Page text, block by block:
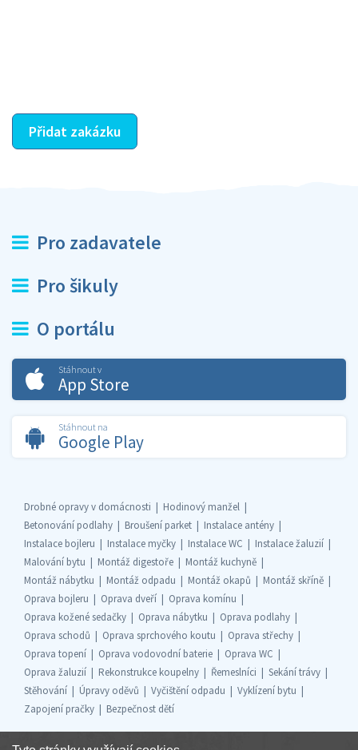
Přidat zakázku
Pro zadavatele
Pro šikuly
O portálu
Stáhnout v
App Store
Stáhnout na
Google Play
Drobné opravy v domácnosti
Hodinový manžel
Betonování podlahy
Broušení parket
Instalace antény
Instalace bojleru
Instalace myčky Instalace WC
Instalace žaluzií
Malování bytu
Montáž digestoře
Montáž kuchyně
Montáž nábytku
Montáž odpadu Montáž okapů
Montáž skříně
Oprava bojleru
Oprava dveří
Oprava komínu
Oprava kožené sedačky
Oprava nábytku
Oprava podlahy
Oprava schodů
Oprava sprchového koutu
Oprava střechy
Oprava topení
Oprava vodovodní baterie
Oprava WC
Oprava žaluzií
Rekonstrukce koupelny Řemeslníci
Sekání trávy
Stěhování
Úpravy oděvů Vyčištění odpadu
Vyklízení bytu
Zapojení pračky
Bezpečnost dětí